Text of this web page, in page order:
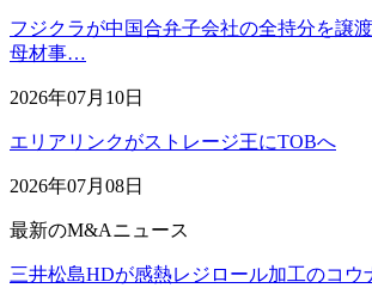
フジクラが中国合弁子会社の全持分を譲
母材事…
2026年07月10日
エリアリンクがストレージ王にTOBへ
2026年07月08日
最新のM&Aニュース
三井松島HDが感熱レジロール加工のコウ